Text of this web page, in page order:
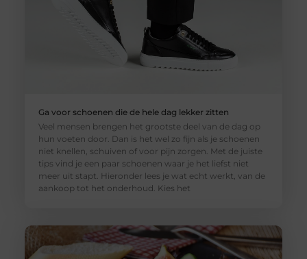
Ga voor schoenen die de hele dag lekker zitten
Veel mensen brengen het grootste deel van de dag op
hun voeten door. Dan is het wel zo fijn als je schoenen
niet knellen, schuiven of voor pijn zorgen. Met de juiste
tips vind je een paar schoenen waar je het liefst niet
meer uit stapt. Hieronder lees je wat echt werkt, van de
aankoop tot het onderhoud. Kies het